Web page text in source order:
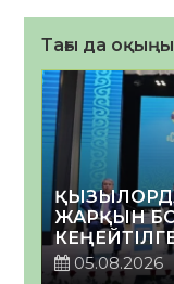
Тағы да
ЖАРҚЫН
05.08.2026